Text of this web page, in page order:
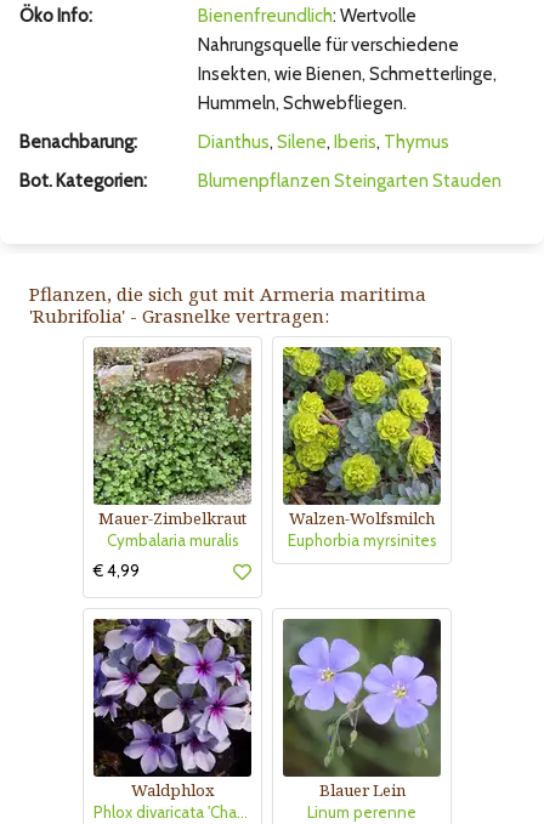
Öko Info:
Bienenfreundlich: Wertvolle
Nahrungsquelle für verschiedene
Insekten, wie Bienen, Schmetterlinge,
Hummeln, Schwebfliegen.
Benachbarung:
Dianthus, Silene, Iberis, Thymus
Bot. Kategorien:
Blumenpflanzen Steingarten Stauden
Pflanzen, die sich gut mit Armeria maritima
'Rubrifolia' - Grasnelke vertragen:
Mauer-Zimbelkraut
Cymbalaria muralis
€ 4,99
Walzen-Wolfsmilch
Euphorbia myrsinites
Waldphlox
Phlox divaricata 'Chattahoochee'
Blauer Lein
Linum perenne